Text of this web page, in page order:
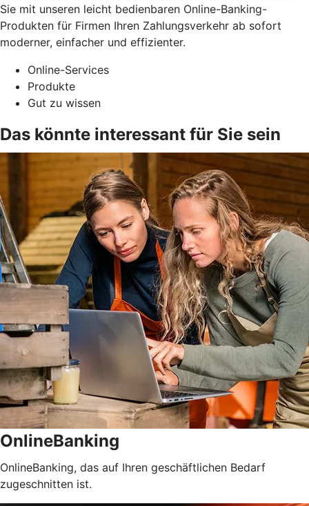
Sie mit unseren leicht bedienbaren Online-Banking-
Produkten für Firmen Ihren Zahlungsverkehr ab sofort
moderner, einfacher und effizienter.
Online-Services
Produkte
Gut zu wissen
Das könnte interessant für Sie sein
OnlineBanking
OnlineBanking, das auf Ihren geschäftlichen Bedarf
zugeschnitten ist.